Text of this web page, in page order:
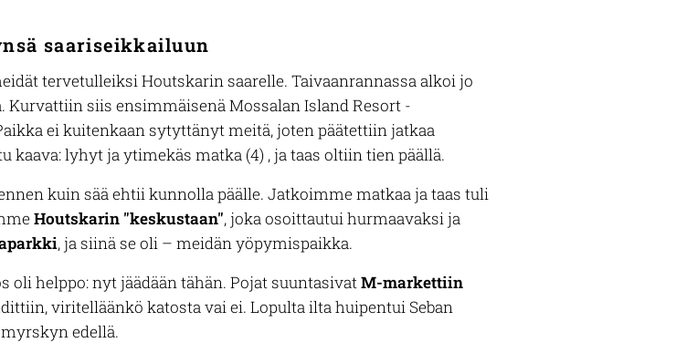
saariseikkailuun
tervetulleiksi Houtskarin saarelle. Taivaanrannassa alkoi jo
siis ensimmäisenä Mossalan Island Resort -
ei kuitenkaan sytyttänyt meitä, joten päätettiin jatkaa
kaava: lyhyt ja ytimekäs matka (4) , ja taas oltiin tien päällä.
kuin sää ehtii kunnolla päälle. Jatkoimme matkaa ja taas tuli
Houtskarin "keskustaan", joka osoittautui hurmaavaksi ja
, ja siinä se oli – meidän yöpymispaikka.
oli helppo: nyt jäädään tähän. Pojat suuntasivatM-markettiin
viritelläänkö katosta vai ei. Lopulta ilta huipentui Seban
edellä.